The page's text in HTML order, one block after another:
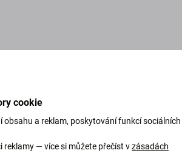
cookie
a reklam, poskytování funkcí sociálních
reklamy — více si můžete přečíst vzásadách